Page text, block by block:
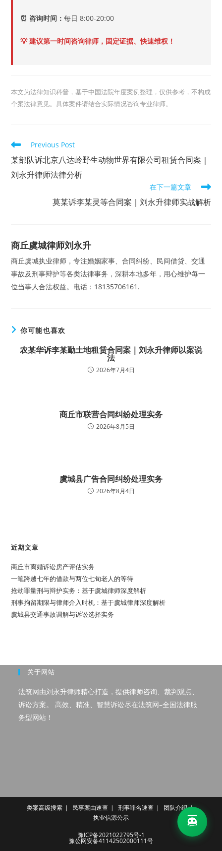
⏰ 咨询时间：每日 8:00-20:00
💡 建议第一时间咨询律师，固定证据、快速维权！
本文为法律知识科普，基于中国法院年度案例整理，仅供参考，不构成
个案法律意见。具体案件请结合实际情况咨询专业律师。
Read
more
articles
Previous Post
某部队诉北京八达岭野生动物世界有限公司租赁合同案｜
刘永升律师法律分析
在下一篇文章
莫某诉李某灵等合同案｜刘永升律师实战解析
商丘虞城律师刘永升
商丘虞城执业律师，专注婚姻家事、合同纠纷、民间借贷、交通
事故及刑事辩护等各类法律事务，深耕本地多年，用心维护每一
位当事人合法权益。电话：18135706161.
你可能也喜欢
农某华诉李某勤土地租赁合同案｜刘永升律师以案说
法
2026年7月4日
商丘市联营合同纠纷处理实务
2026年8月5日
虞城县广告合同纠纷处理实务
2026年8月4日
近期文章
商丘市离婚诉讼房产评估实务
一笔跨越七年的借款与两位七旬老人的等待
抢劫罪量刑与辩护实务：基于虞城律师深度解析
刑事拘留期限与律师介入时机：基于虞城律师深度解析
虞城县交通事故调解与诉讼选择实务
关于网站
法筑网由刘永升律师精心打造，提供律师咨询、裁判观点、
诉讼方案。 高效、精准、智慧诉讼尽在法筑网–全国法律服
务型网站！
类案高级搜索 民事案由速查 刑事罪名速查
团队介绍
执业信源公示
豫ICP备2021022795号-1
豫公网安备41142502000111号